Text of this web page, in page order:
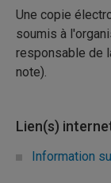
Une copie
soumis à
responsable de
note).
Lien(s)
Information